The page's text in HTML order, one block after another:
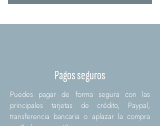
Pagos seguros
Puedes pagar de forma segura con las
principales tarjetas de crédito, Paypal,
transferencia bancaria o aplazar la compra